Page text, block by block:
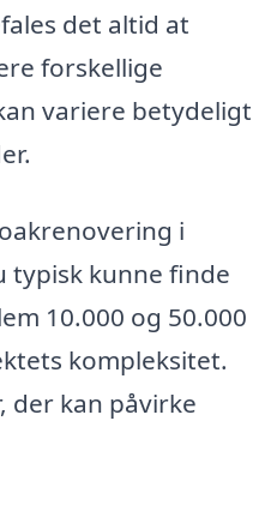
det altid at
forskellige
variere betydeligt
i
typisk kunne finde
10.000 og 50.000
kompleksitet.
der kan påvirke